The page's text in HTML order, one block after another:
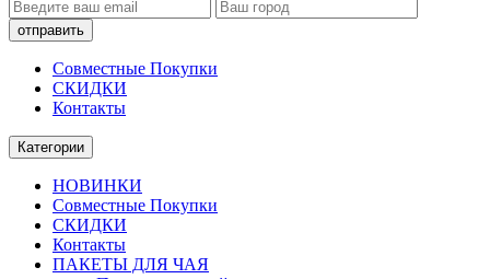
Совместные Покупки
СКИДКИ
Контакты
Категории
НОВИНКИ
Совместные Покупки
СКИДКИ
Контакты
ПАКЕТЫ ДЛЯ ЧАЯ